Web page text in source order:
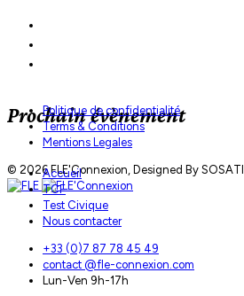
Prochain évènement
Politique de confidentialité
Terms & Conditions
Mentions Legales
© 2026 FLE'Connexion, Designed By SOSATI
Accueil
TCF
Test Civique
Nous contacter
+33 (0)7 87 78 45 49
contact @fle-connexion.com
Lun-Ven 9h-17h